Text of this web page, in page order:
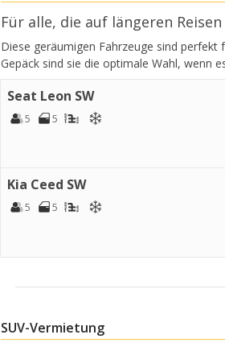
Für alle, die auf längeren
Diese geräumigen Fahrzeuge sind
Gepäck sind sie die optimale Wahl, wenn
Seat Leon SW
5 5
Kia Ceed SW
5 5
SUV-Vermietung